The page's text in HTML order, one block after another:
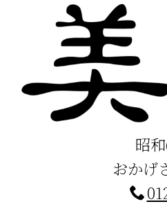
昭
おかげ